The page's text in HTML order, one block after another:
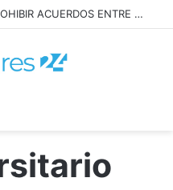
¡GRAVE! EEUU PRETENDE PROHIBIR ACUERDOS ENTRE CHINA Y UNA COOPERATIVA EN NEUQUÉN